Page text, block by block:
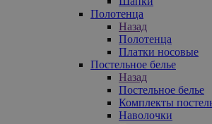
Полотенца
Назад
Полотенца
Платки носовые
Постельное белье
Назад
Постельное белье
Комплекты
Наволочки